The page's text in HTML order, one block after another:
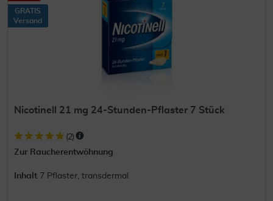
GRATIS
Versand
Nicotinell 21 mg 24-Stunden-Pflaster 7 Stück
(2)
Zur Raucherentwöhnung
Inhalt 7 Pflaster, transdermal